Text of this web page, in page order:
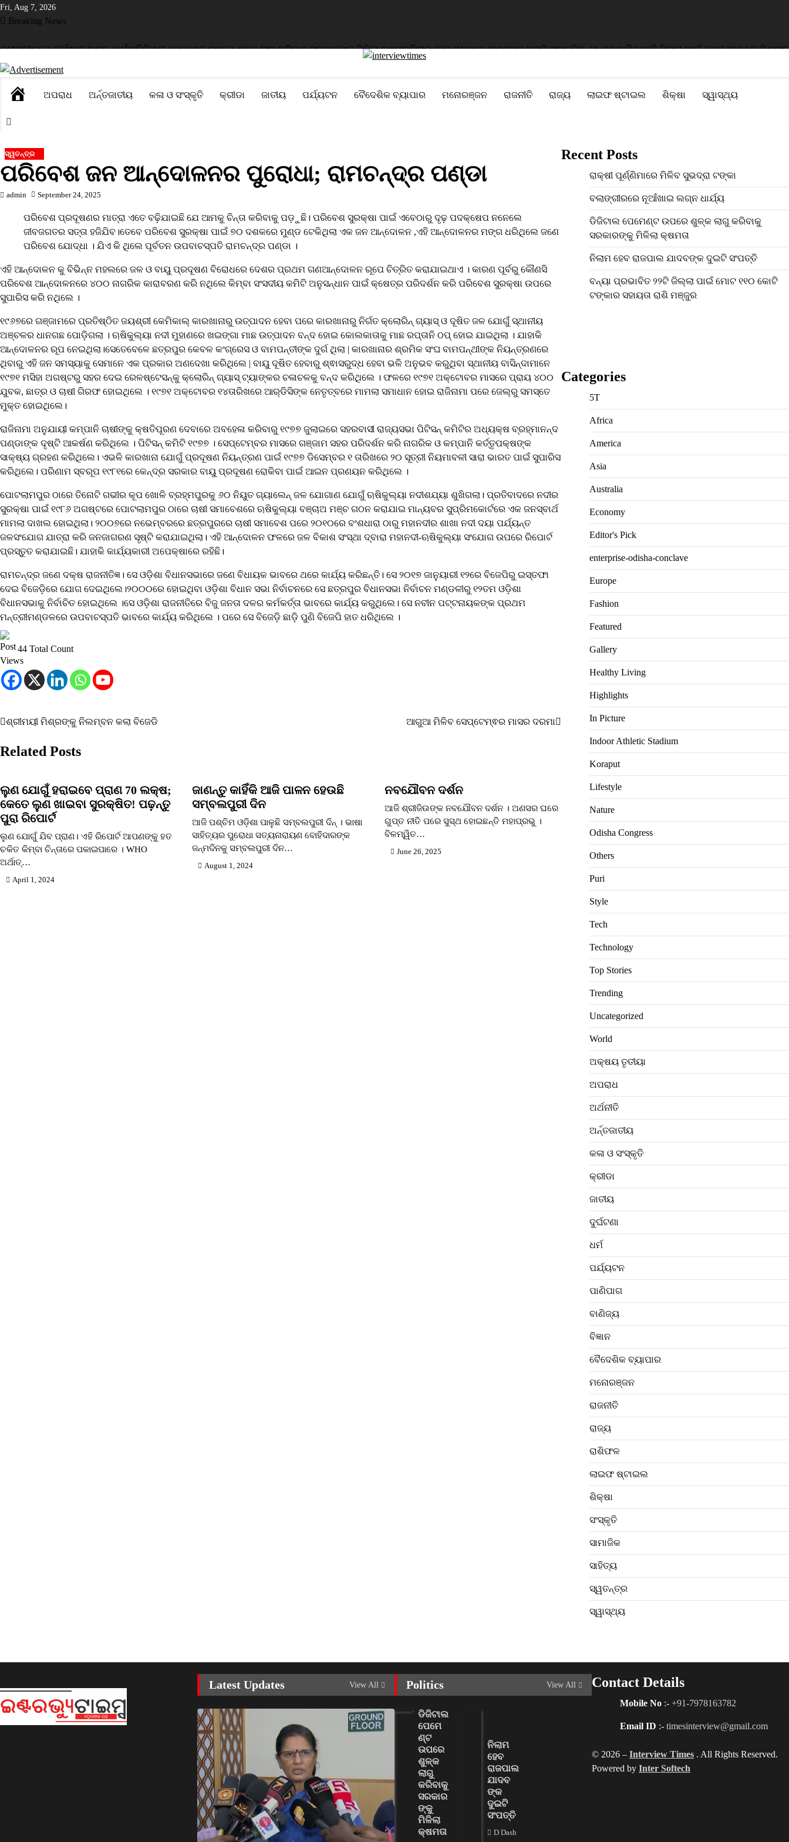
Skip
to
Fri, Aug 7, 2026
Breaking News
ନୂଆଁଖାଇ ଲଗ୍ନ ଧାର୍ଯ୍ୟଡିଜିଟାଲ ପେମେଣ୍ଟ ଉପରେ ଶୁଳ୍କ ଲାଗୁ କରିବାକୁ ସରକାରଙ୍କୁ ମିଳିଲା କ୍ଷମତାନିଲାମ ହେବ ରାଜପାଲ ଯାଦବଙ୍କ ଦୁଇଟି ସଂପତ୍ତିବନ୍ୟା ପ୍ରଭାବିତ ୨୨ଟି ଜିଲ୍ଲା ପାଇଁ ମୋଟ ୧୧୦ କୋଟି ଟଙ୍କାର
HOMEଅପରାଧ ଅର୍ନ୍ତଜାତୀୟ କଳା ଓ ସଂସ୍କୃତି କ୍ରୀଡା ଜାତୀୟ ପର୍ଯ୍ୟଟନ ବୈଦେଶିକ ବ୍ୟାପାର ମନୋରଞ୍ଜନ ରାଜନୀତି ରାଜ୍ୟ ଲାଇଫ ଷ୍ଟାଇଲ ଶିକ୍ଷା ସ୍ୱାସ୍ଥ୍ୟ
ସ୍ୱତନ୍ତ୍ର
ପରିବେଶ ଜନ ଆନ୍ଦୋଳନର ପୁରୋଧା; ରାମଚନ୍ଦ୍ର ପଣ୍ଡା
admin September 24, 2025
ପରିବେଶ ପ୍ରଦୂଷଣର ମାତ୍ରା ଏତେ ବଢ଼ିଯାଇଛି ‌ଯେ ଆମକୁ ଚିନ୍ତା କରିବାକୁ ପଡ଼ୁଛି। ପରିବେଶ ସୁରକ୍ଷା ପାଇଁ ଏବେଠାରୁ ଦୃଢ଼ ପଦ‌କ୍ଷେପ ନନେଲେ
ଜୀବଜଗତର ସତ୍ତା ହଜିଯିବ।ତେବେ ପରିବେଶ ସୁରକ୍ଷା ପାଇଁ ୭୦ ଦଶକରେ ମୁଣ୍ଡ ଟେକିଥିଲା ଏକ ଜନ ଆନ୍ଦୋଳନ ,ଏହି ଆନ୍ଦୋଳନର ମଙ୍ଗ ଧରିଥିଲେ ଜଣେ
ପରିବେଶ ଯୋଦ୍ଧା । ଯିଏ କି ଥିଲେ ପୂର୍ବତନ ଉପବାଚସ୍ପତି ରାମଚନ୍ଦ୍ର ପଣ୍ଡା ।
ଏହି ଆନ୍ଦୋଳନ କୁ ବିଭିନ୍ନ ମହଲରେ ଜଳ ଓ ବାୟୁ ପ୍ରଦୂଷଣ ବିରୋଧରେ ଦେଶର ପ୍ରଥମ ଗଣଆନ୍ଦୋଳନ ରୂପେ ଚିତ୍ରିତ କରାଯାଇଥାଏ । କାରଣ ପୂର୍ବରୁ କୌଣସି
ପରିବେଶ ଆନ୍ଦୋଳନରେ ୪୦୦ ନାଗରିକ କାରାବରଣ କରି ନଥିଲେ କିମ୍ବା ସଂସଦୀୟ କମିଟି ଅନୁସନ୍ଧାନ ପାଇଁ କ୍ଷେତ୍ର ପରିଦର୍ଶନ କରି ପରିବେଶ ସୁରକ୍ଷା ଉପରେ
ସୁପାରିସ କରି ନଥିଲେ ।
୧୯୬୭ରେ ଗଞ୍ଜାମରେ ପ୍ରତିଷ୍ଠିତ ଜୟଶ୍ରୀ କେମିକାଲ୍ କାରଖାନାରୁ ଉତ୍ପାଦନ ହେବା ପରେ କାରଖାନାରୁ ନିର୍ଗତ କ୍ଲୋରିନ୍ ଗ୍ୟାସ୍ ଓ ଦୂଷିତ ଜଳ ଯୋଗୁଁ ସ୍ଥାନୀୟ
ଅଞ୍ଚଳର ଧାନଗଛ ପୋଡ଼ିଗଲା । ଋଷିକୁଲ୍ୟା ନଦୀ ମୁହାଣରେ ଖଇଙ୍ଗା ମାଛ ଉତ୍ପାଦନ ବନ୍ଦ ହୋଇ କୋଲକାତାକୁ ମାଛ ରପ୍ତାନି ଠପ୍ ହୋଇ ଯାଇଥିଲା । ଯାହାକି
ଆନ୍ଦୋଳନର ରୂପ ନେଇଥିଲା।ସେତେବେଳେ ଛତ୍ରପୁର କେବଳ କଂଗ୍ରେସ ଓ ବାମପନ୍ତୀଙ୍କ ଦୁର୍ଗ ଥିଲା | କାରଖାନାର ଶ୍ରମିକ ସଂଘ ବାମପନ୍ଥୀଙ୍କ ନିୟନ୍ତ୍ରଣରେ
ଥିବାରୁ ଏହି ଜନ ସମସ୍ୟାକୁ ସେମାନେ ଏକ ପ୍ରକାର ଅଣଦେଖା କରିଥିଲେ | ବାୟୁ ଦୂଷିତ ହେବାରୁ ଶ୍ଵାସରୁଦ୍ଧ ହେବା ଭଳି ଅନୁଭବ କରୁଥିବା ସ୍ଥାନୀୟ ବାସିନ୍ଦାମାନେ
୧୯୭୧ ମସିହା ଅଗଷ୍ଟରୁ ସହର ଦେଇ ରେଳଷ୍ଟେସନ୍‌କୁ କ୍ଲୋରିନ୍ ଗ୍ୟାସ୍ ଟ୍ୟାଙ୍କର ଚଳାଚଳକୁ ବନ୍ଦ କରିଥିଲେ । ଫଳରେ ୧୯୭୧ ଅକ୍ଟୋବର ମାସରେ ପ୍ରାୟ ୪୦୦
ଯୁବକ, ଛାତ୍ର ଓ ଚାଷୀ ଗିରଫ ହୋଇଥିଲେ । ୧୯୭୧ ଅକ୍ଟୋବର ୧୪ତାରିଖରେ ଆର୍‌ଡିସିଙ୍କ ନେତୃତ୍ବରେ ମାମଲା ସମାଧାନ ହୋଇ ରାଜିନାମା ପରେ ଜେଲ୍‌ରୁ ସମସ୍ତେ
ମୁକ୍ତ ହୋଇଥିଲେ।
ରାଜିନାମା ଅନୁଯାୟୀ କମ୍ପାନି ଚାଷୀଙ୍କୁ କ୍ଷତିପୂରଣ ଦେବାରେ ଅବହେଳା କରିବାରୁ ୧୯୭୭ ଜୁଲାଇରେ ସହରବାସୀ ରାଜ୍ୟସଭା ପିଟିସନ୍ କମିଟିର ଅଧ୍ୟକ୍ଷ ବ୍ରହ୍ମାନନ୍ଦ
ପଣ୍ଡାଙ୍କ ଦୃଷ୍ଟି ଆକର୍ଷଣ କରିଥିଲେ । ପିଟିସନ୍ କମିଟି ୧୯୭୭ । ସେପ୍ଟେମ୍ବର ମାସରେ ଗଞ୍ଜାମ ସହର ପରିଦର୍ଶନ କରି ନାଗରିକ ଓ କମ୍ପାନି କର୍ତ୍ତୃପକ୍ଷଙ୍କ
ସାକ୍ଷ୍ୟ ଗ୍ରହଣ କରିଥିଲେ। ଏଭଳି କାରଖାନା ଯୋଗୁଁ ପ୍ରଦୂଷଣ ନିୟନ୍ତ୍ରଣ ପାଇଁ ୧୯୭୭ ଡିସେମ୍ବର ୧ ତାରିଖରେ ୨୦ ସୂତ୍ରୀ ନିୟମାବଳୀ ସାରା ଭାରତ ପାଇଁ ସୁପାରିସ
କରିଥିଲେ। ପରିଣାମ ସ୍ବରୂପ ୧୯୮୧ରେ କେନ୍ଦ୍ର ସରକାର ବାୟୁ ପ୍ରଦୂଷଣ ରୋକିବା ପାଇଁ ଆଇନ ପ୍ରଣୟନ କରିଥିଲେ ।
ପୋଟଲାମପୁର ଠାରେ ତିନୋଟି ଗଭୀର କୂପ ଖୋଳି ବ୍ରହ୍ମପୁରକୁ ୬୦ ନିୟୁତ ଗ୍ୟାଲେନ୍ ଜଳ ଯୋଗାଣ ଯୋଗୁଁ ଋଷିକୁଲ୍ୟା ନଦୀଶଯ୍ୟା ଶୁଖିଗଲା। ପ୍ରତିବାଦରେ ନଦୀର
ସୁରକ୍ଷା ପାଇଁ ୧୯୮୬ ଅଗଷ୍ଟରେ ପୋଟଲାମପୁର ଠାରେ ଚାଷୀ ସମାବେଶରେ ଋଷିକୁଲ୍ୟା ବଞ୍ଚାଅ ମଞ୍ଚ ଗଠନ କରାଯାଇ ମାନ୍ୟବର ସୁପ୍ରିମକୋର୍ଟରେ ଏକ ଜନସ୍ବାର୍ଥ
ମାମଲା ଦାଖଲ ହୋଇଥିଲା। ୨୦୦୭ରେ ନ‌ଭେମ୍ବରରେ ଛତ୍ରପୁରରେ ଚାଷୀ ସମାବେଶ ପରେ ୨୦୧୦ରେ ବଂଶଧାରା ଠାରୁ ମହାନଦୀର ଶାଖା ନଦୀ ଦୟା ପର୍ଯ୍ୟନ୍ତ
ଜଳସଂଯୋଗ ଯାତ୍ରା କରି ଜନଜାଗରଣ ସୃଷ୍ଟି କରାଯାଇଥିଲା। ଏହି ଆନ୍ଦୋଳନ ଫଳରେ ଜଳ ବିକାଶ ସଂସ୍ଥା ଦ୍ବାରା ମହାନଦୀ-ଋଷିକୁଲ୍ୟା ସଂଯୋଗ ଉପରେ ରିପୋର୍ଟ
ପ୍ରସ୍ତୁତ କରାଯାଇଛି। ଯାହାକି କାର୍ଯ୍ୟକାରୀ ଅପେକ୍ଷାରେ ରହିଛି।
ରାମଚନ୍ଦ୍ର ଜଣେ ଦକ୍ଷ ରାଜନୀତିଜ୍ଞ। ସେ ଓଡ଼ିଶା ବିଧାନସଭାରେ ଜଣେ ବିଧାୟକ ଭାବରେ ଥରେ କାର୍ଯ୍ୟ କରିଛନ୍ତି। ସେ ୨୦୧୭ ଜାନୁୟାରୀ ୧୨ରେ ବିଜେପିରୁ ଇସ୍ତଫା
ଦେଇ ବିଜେଡ଼ିରେ ଯୋଗ ଦେଇଥିଲେ।୨୦୦୦ରେ ହୋଇଥିବା ଓଡ଼ିଶା ବିଧାନ ସଭା ନିର୍ବାଚନରେ ସେ ଛତ୍ରପୁର ବିଧାନସଭା ନିର୍ବାଚନ ମଣ୍ଡଳୀରୁ ୧୨ତମ ଓଡ଼ିଶା
ବିଧାନସଭାକୁ ନିର୍ବାଚିତ ହୋଇଥିଲେ ।ସେ ଓଡ଼ିଶା ରାଜନୀତିରେ ବିଜୁ ଜନତା ଦଳର କର୍ମକର୍ତ୍ତା ଭାବରେ କାର୍ଯ୍ୟ କରୁଥିଲେ। ସେ ନବୀନ ପଟ୍ଟନାୟକଙ୍କ ପ୍ରଥମ
ମନ୍ତ୍ରୀମଣ୍ଡଳରେ ଉପବାଚସ୍ପତି ଭାବରେ କାର୍ଯ୍ୟ କରିଥିଲେ । ପରେ ସେ ବିଜେଡ଼ି ଛାଡ଼ି ପୁଣି ବିଜେପି ହାତ ଧରିଥିଲେ ।
44 Total Count
Post
navigation
ଶ୍ରୀମୟୀ ମିଶ୍ରଙ୍କୁ ନିଲମ୍ବନ କଲା ବିଜେଡି ଆଗୁଆ ମିଳିବ ସେପ୍ଟେମ୍ଵର ମାସର ଦରମା
Related Posts
ଲୁଣ ଯୋଗୁଁ ହରାଇବେ ପ୍ରାଣ 70 ଲକ୍ଷ;
କେତେ ଲୁଣ ଖାଇବା ସୁରକ୍ଷିତ! ପଢ଼ନ୍ତୁ
ପୁରା ରିପୋର୍ଟ
ଲୁଣ ଯୋଗୁଁ ଯିବ ପ୍ରାଣ। ଏହି ରିପୋର୍ଟ ଆପଣଙ୍କୁ ହତ
ଚକିତ କିମ୍ବା ଚିନ୍ତାରେ ପକାଇପାରେ । WHO
ଅର୍ଥାତ୍…
April 1, 2024
ଜାଣନ୍ତୁ କାହିଁକି ଆଜି ପାଳନ ହେଉଛି
ସମ୍ବଲପୁରୀ ଦିନ
ଆଜି ପଶ୍ଚିମ ଓଡ଼ିଶା ପାଳୁଛି ସମ୍ବଲପୁରୀ ଦିନ୍ । ଭାଷା
ସାହିତ୍ୟର ପୁରୋଧା ସତ୍ୟନାରାୟଣ ବୋହିଦାରଙ୍କ
ଜନ୍ମଦିନକୁ ସମ୍ବଲପୁରୀ ଦିନ…
August 1, 2024
ନବଯୌବନ ଦର୍ଶନ
ଆଜି ଶ୍ରୀଜିଉଙ୍କ ନବଯୌବନ ଦର୍ଶନ । ଅଣସର ଘରେ
ଗୁପ୍ତ ନୀତି ପରେ ସୁସ୍ଥ ହୋଇଛନ୍ତି ମହାପ୍ରଭୁ ।
ବିଳମ୍ୱିତ…
June 26, 2025
Recent Posts
ରାକ୍ଷୀ ପୂର୍ଣ୍ଣିମାରେ ମିଳିବ ସୁଭଦ୍ରା ଟଙ୍କା
ବଲାଙ୍ଗୀରରେ ନୂଆଁଖାଇ ଲଗ୍ନ ଧାର୍ଯ୍ୟ
ଡିଜିଟାଲ ପେମେଣ୍ଟ ଉପରେ ଶୁଳ୍କ ଲାଗୁ କରିବାକୁ
ସରକାରଙ୍କୁ ମିଳିଲା କ୍ଷମତା
ନିଲାମ ହେବ ରାଜପାଲ ଯାଦବଙ୍କ ଦୁଇଟି ସଂପତ୍ତି
ବନ୍ୟା ପ୍ରଭାବିତ ୨୨ଟି ଜିଲ୍ଲା ପାଇଁ ମୋଟ ୧୧୦ କୋଟି
ଟଙ୍କାର ସହାୟତା ରାଶି ମଞ୍ଜୁର
Categories
5T
Africa
America
Asia
Australia
Economy
Editor's Pick
enterprise-odisha-conclave
Europe
Fashion
Featured
Gallery
Healthy Living
Highlights
In Picture
Indoor Athletic Stadium
Koraput
Lifestyle
Nature
Odisha Congress
Others
Puri
Style
Tech
Technology
Top Stories
Trending
Uncategorized
World
ଅକ୍ଷୟ ତୃତୀୟା
ଅପରାଧ
ଅର୍ଥନୀତି
ଅର୍ନ୍ତଜାତୀୟ
କଳା ଓ ସଂସ୍କୃତି
କ୍ରୀଡା
ଜାତୀୟ
ଦୁର୍ଘଟଣା
ଧର୍ମ
ପର୍ଯ୍ୟଟନ
ପାଣିପାଗ
ବାଣିଜ୍ୟ
ବିଜ୍ଞାନ
ବୈଦେଶିକ ବ୍ୟାପାର
ମନୋରଞ୍ଜନ
ରାଜନୀତି
ରାଜ୍ୟ
ରାଶିଫଳ
ଲାଇଫ ଷ୍ଟାଇଲ
ଶିକ୍ଷା
ସଂସ୍କୃତି
ସାମାଜିକ
ସାହିତ୍ୟ
ସ୍ୱତନ୍ତ୍ର
ସ୍ୱାସ୍ଥ୍ୟ
Latest Updates View All Politics View All
ଡିଜିଟାଲ
ପେମେ
ଣ୍ଟ
ଉପରେ
ଶୁଳ୍କ
ଲାଗୁ
କରିବାକୁ
ସରକାର
ଙ୍କୁ
ମିଳିଲା
କ୍ଷମତା
ନିଲାମ
ହେବ
ରାଜପାଲ
ଯାଦବ
ଙ୍କ
ଦୁଇଟି
ସଂପତ୍ତି
D Dash
Contact Details
Mobile No :- +91-7978163782
Email ID :- timesinterview@gmail.com
© 2026 – Interview Times . All Rights Reserved.
Powered by Inter Softech